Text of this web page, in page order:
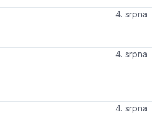
4. srpna
4. srpna
4. srpna